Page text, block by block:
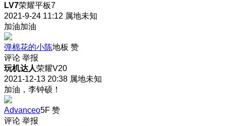
LV7荣耀平板7
2021-9-24 11:12 属地未知
加油加油
弹棉花的小陈地板 赞
评论 举报
玩机达人荣耀V20
2021-12-13 20:38 属地未知
加油，李钟硕！
Advanceo5F 赞
评论 举报